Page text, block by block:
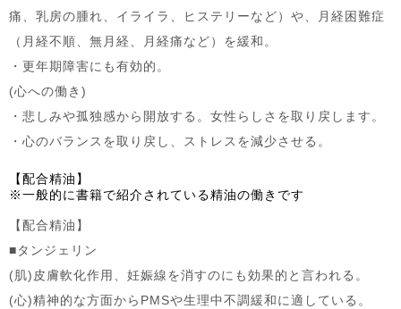
痛、乳房の腫れ、イライラ、ヒステリーなど）や、月経困難症
（月経不順、無月経、月経痛など）を緩和。
・更年期障害にも有効的。
(心への働き)
・悲しみや孤独感から開放する。女性らしさを取り戻します。
・心のバランスを取り戻し、ストレスを減少させる。
【配合精油】
※一般的に書籍で紹介されている精油の働きです
【配合精油】
■タンジェリン
(肌)皮膚軟化作用、妊娠線を消すのにも効果的と言われる。
(心)精神的な方面からPMSや生理中不調緩和に適している。